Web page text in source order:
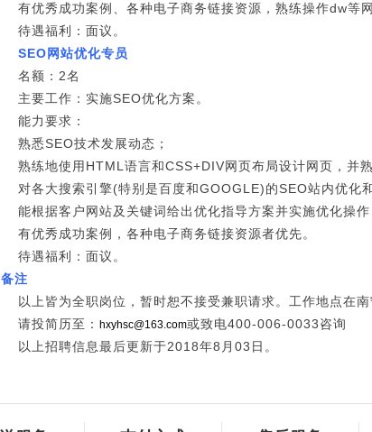
有优秀成功案例、各种电子商务链接资源，熟练操作dw等
待遇福利：面议。
SEO网站优化专员
名额：2名
主要工作：实施SEO优化方案。
能力要求：
熟悉SEO技术发展动态；
熟练地使用HTML语言和CSS+DIV网页布局设计网页，并
对各大搜索引擎(特别是百度和GOOGLE)的SEO站内优化
能根据客户网站及关键词给出优化指导方案并实施优化操作
有优秀成功案例，各种电子商务链接资源者优先。
待遇福利：面议。
备注
以上皆为全职岗位，暂时恕不接受兼职请求。工作地点在南
请投简历至： hxyhsc@163.com或致电400-006-0033咨询
以上招聘信息最后更新于2018年8月03日。